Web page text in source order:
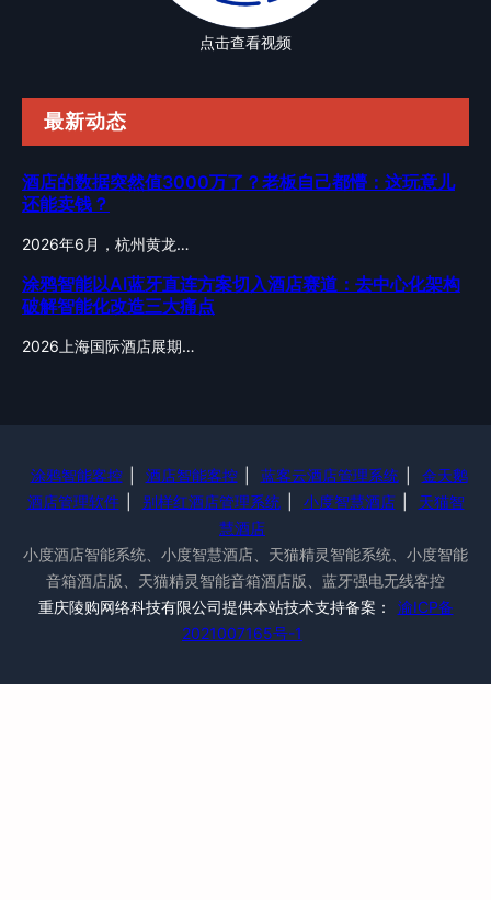
点击查看视频
最新动态
酒店的数据突然值3000万了？老板自己都懵：这玩意儿
还能卖钱？
2026年6月，杭州黄龙…
涂鸦智能以AI蓝牙直连方案切入酒店赛道：去中心化架构
破解智能化改造三大痛点
2026上海国际酒店展期…
涂鸦智能客控 酒店智能客控 蓝客云酒店管理系统
金天鹅
酒店管理软件
别样红酒店管理系统 小度智慧酒店
天猫智
慧酒店
小度酒店智能系统、小度智慧酒店、天猫精灵智能系统、小度智能
音箱酒店版、天猫精灵智能音箱酒店版、蓝牙强电无线客控
重庆陵购网络科技有限公司提供本站技术支持备案：
渝ICP备
2021007165号-1